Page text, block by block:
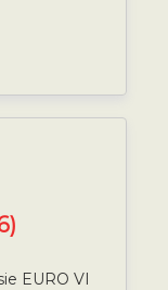
EURO VI